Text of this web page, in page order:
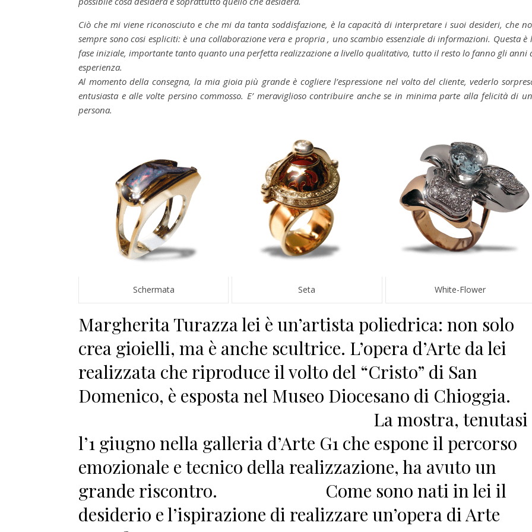
Ciò che mi viene riconosciuto e che mi da tanta soddisfazione, è la capacità di interpretare i suoi desideri, che
sempre sono cosi espliciti: è una collaborazione vera e propria , uno scambio essenziale di informazioni. Questa è
fase iniziale, importante tanto quanto una perfetta realizzazione a livello qualitativo, tutto il resto lo fanno gli anni
esperienza.
Al momento della consegna, la mia gioia più grande è cogliere l’espressione nel volto del cliente, vederlo
entusiasta e alle volte persino commosso. E’ meraviglioso contribuire anche se in minima parte alla felicità di
persona.
Schermata Seta White-Flower
Margherita Turazza lei è un’artista poliedrica: non solo
crea gioielli, ma è anche scultrice. L’opera d’Arte da lei
realizzata che riproduce il volto del “Cristo” di San
Domenico, è esposta nel Museo Diocesano di Chioggia.
La mostra, tenutasi
l’1 giugno nella galleria d’Arte G1 che espone il percorso
emozionale e tecnico della realizzazione, ha avuto un
grande riscontro. Come sono nati in lei il
desiderio e l’ispirazione di realizzare un’opera di Arte